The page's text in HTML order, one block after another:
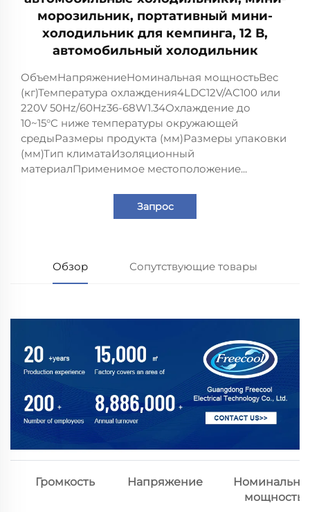
морозильник, портативный мини-
холодильник для кемпинга, 12 В,
автомобильный холодильник
ОбъемНапряжениеНоминальная мощностьВес
(кг)Температура охлаждения4LDC12V/AC100 или
220V 50Hz/60Hz36-68W1.34Охлаждение до
10~15°C ниже температуры окружающей
средыРазмеры продукта (мм)Размеры упаковки
(мм)Тип климатаИзоляционный
материалПрименимое местоположение...
Запрос
Обзор Сопутствующие товары
Громкость Напряжение
мощность